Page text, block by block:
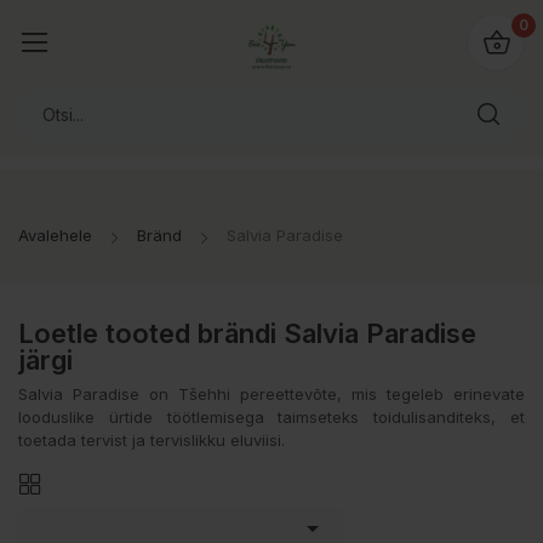
0
Avalehele Bränd Salvia Paradise
Loetle tooted brändi Salvia Paradise
järgi
Salvia Paradise on Tšehhi pereettevõte, mis tegeleb erinevate
looduslike ürtide töötlemisega taimseteks toidulisanditeks, et
toetada tervist ja tervislikku eluviisi.
